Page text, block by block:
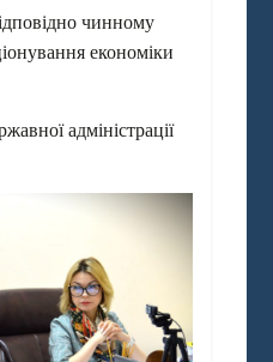
чинному
економіки
адміністрації